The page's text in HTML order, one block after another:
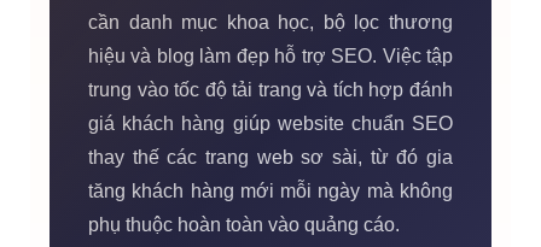
cần danh mục khoa học, bộ lọc thương
hiệu và blog làm đẹp hỗ trợ SEO. Việc tập
trung vào tốc độ tải trang và tích hợp đánh
giá khách hàng giúp website chuẩn SEO
thay thế các trang web sơ sài, từ đó gia
tăng khách hàng mới mỗi ngày mà không
phụ thuộc hoàn toàn vào quảng cáo.